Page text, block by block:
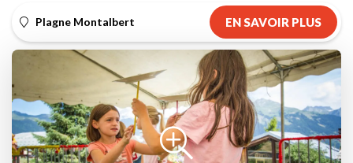
Plagne Montalbert EN SAVOIR PLUS